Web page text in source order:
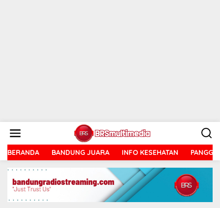
konten
BERANDA BANDUNG JUARA INFO KESEHATAN